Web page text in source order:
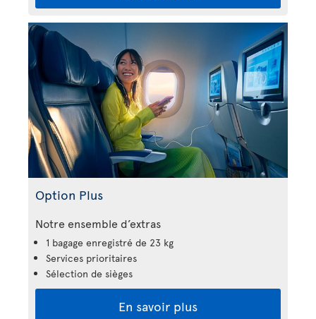
Option Plus
Notre ensemble d’extras
1 bagage enregistré de 23 kg
Services prioritaires
Sélection de sièges
En savoir plus